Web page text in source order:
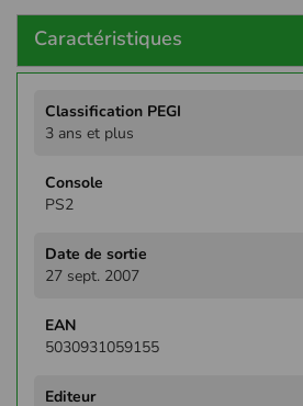
Caractéristiques
d'infos
3 ans et plus
PS2
27 sept. 2007
5030931059155